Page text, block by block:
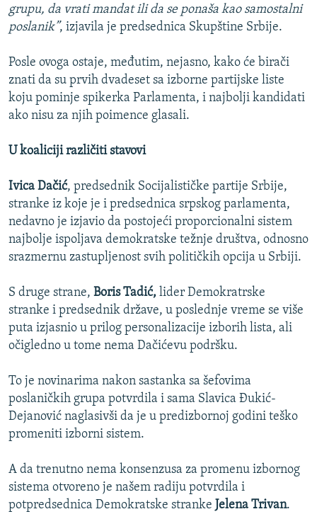
grupu, da vrati mandat ili da se ponaša kao samostalni
poslanik”, izjavila je predsednica Skupštine Srbije.
Posle ovoga ostaje, međutim, nejasno, kako će birači
znati da su prvih dvadeset sa izborne partijske liste
koju pominje spikerka Parlamenta, i najbolji kandidati
ako nisu za njih poimence glasali.
U koaliciji različiti stavovi
Ivica Dačić, predsednik Socijalističke partije Srbije,
stranke iz koje je i predsednica srpskog parlamenta,
nedavno je izjavio da postojeći proporcionalni sistem
najbolje ispoljava demokratske težnje društva, odnosno
srazmernu zastupljenost svih političkih opcija u Srbiji.
S druge strane, Boris Tadić, lider Demokratrske
stranke i predsednik države, u poslednje vreme se više
puta izjasnio u prilog personalizacije izborih lista, ali
očigledno u tome nema Dačićevu podršku.
To je novinarima nakon sastanka sa šefovima
poslaničkih grupa potvrdila i sama Slavica Đukić-
Dejanović naglasivši da je u predizbornoj godini teško
promeniti izborni sistem.
A da trenutno nema konsenzusa za promenu izbornog
sistema otvoreno je našem radiju potvrdila i
potpredsednica Demokratske stranke Jelena Trivan.